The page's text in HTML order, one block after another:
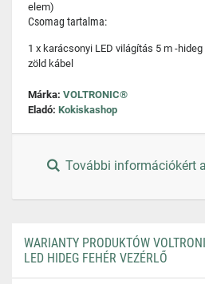
elem)
Csomag tartalma:
1 x karácsonyi LED világítás 5 m -
zöld kábel
Márka: VOLTRONIC®
Eladó: Kokiskashop
További információkért
WARIANTY PRODUKTÓW
LED HIDEG FEHÉR VEZÉRLŐ